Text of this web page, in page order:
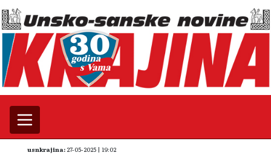
usnkrajina: 27-05-2025 | 19:02